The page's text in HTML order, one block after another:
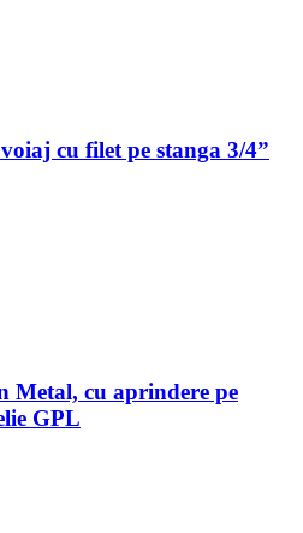
cu filet pe stanga 3/4”
Metal, cu aprindere pe
GPL